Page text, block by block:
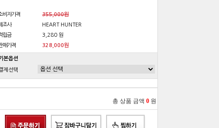
비자가격
355,000원
조사
HEART HUNTER
립금
3,280 원
매가격
328,000원
본옵션
제선택
총 상품 금액 0 원